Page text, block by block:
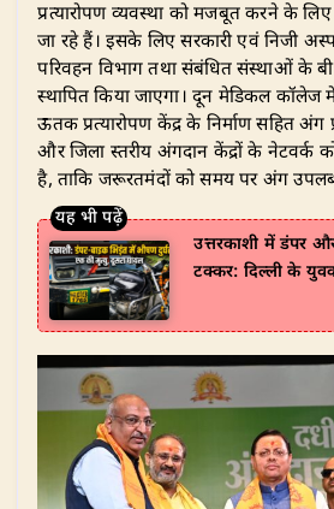
प्रत्यारोपण व्यवस्था को मजबूत करने के
जा रहे हैं। इसके लिए सरकारी एवं निजी
परिवहन विभाग तथा संबंधित संस्थाओं के
स्थापित किया जाएगा। दून मेडिकल कॉलेज
ऊतक प्रत्यारोपण केंद्र के निर्माण सहित अंग
और जिला स्तरीय अंगदान केंद्रों के नेटवर्क
है, ताकि जरूरतमंदों को समय पर अंग
उत्तरकाशी में डंपर
टक्कर: दिल्ली के